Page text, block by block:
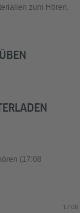
zum Hören,
(17:08
17:08